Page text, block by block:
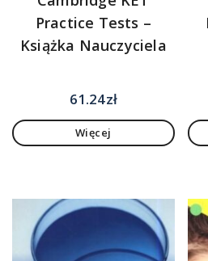
Practice Tests –
Książka Nauczyciela
61.24zł
Więcej